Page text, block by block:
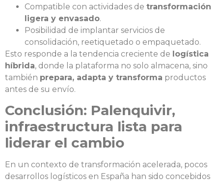
Compatible con actividades de transformación
ligera y envasado.
Posibilidad de implantar servicios de
consolidación, reetiquetado o empaquetado.
Esto responde a la tendencia creciente de logística
híbrida, donde la plataforma no solo almacena, sino
también prepara, adapta y transforma productos
antes de su envío.
Conclusión: Palenquivir,
infraestructura lista para
liderar el cambio
En un contexto de transformación acelerada, pocos
desarrollos logísticos en España han sido concebidos